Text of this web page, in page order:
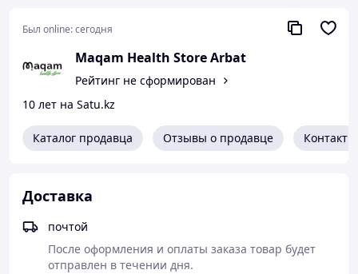
Для чего нужен этот комплекс?
Глубокое расслабление: Эффективно борется со
стрессом, тревожностью и раздражительностью.
Качественный сон: Помогает быстрее засыпать
и делает сон более глубоким и
Здоровье мышц: Устраняет ночные судороги,
клеточной энергии.
высоких умственных и физических нагрузках.
Кому подходит?
Людям с высокой чувствительностью ЖКТ (кому
Был online:сегодня
Maqam Health Store Arbat
Рейтинг не сформирован
10 лет на Satu.kz
Каталог продавца Отзывы о продавце Контакты
Доставка
почтой
После оформления и оплаты заказа товар будет
отправлен в течении дня.